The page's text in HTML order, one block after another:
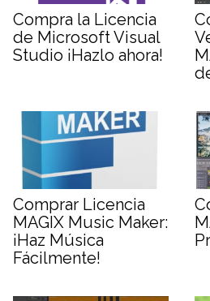
Compra la Licencia
de Microsoft Visual
Studio ¡Hazlo ahora!
Comprar Licencia
MAGIX Music Maker:
¡Haz Música
Fácilmente!